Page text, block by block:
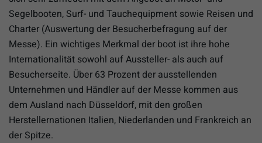
Segelbooten, Surf- und Tauchequipment sowie Reisen und
Charter (Auswertung der Besucherbefragung auf der
Messe). Ein wichtiges Merkmal der boot ist ihre hohe
Internationalität sowohl auf Aussteller- als auch auf
Besucherseite. Über 63 Prozent der ausstellenden
Unternehmen und Händler auf der Messe kommen aus
dem Ausland nach Düsseldorf, mit den großen
Herstellernationen Italien, Niederlanden und Frankreich an
der Spitze.